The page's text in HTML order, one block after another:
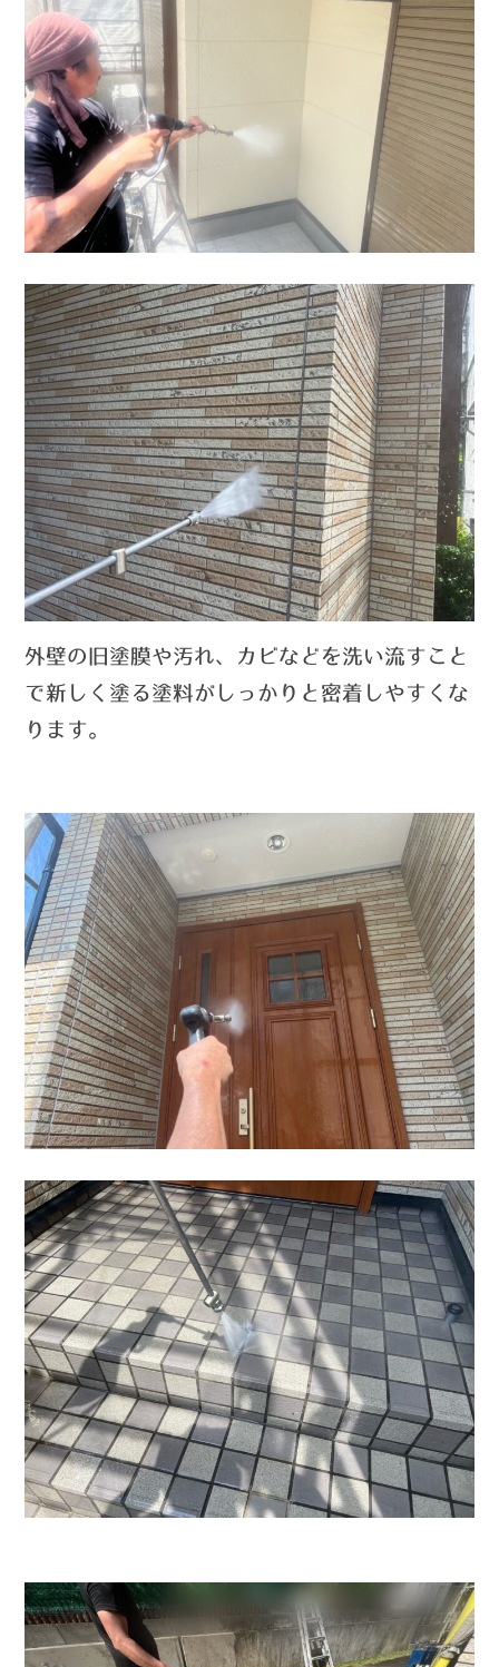
外壁の旧塗膜や汚れ、カビなどを洗い流すこと
で新しく塗る塗料がしっかりと密着しやすくな
ります。